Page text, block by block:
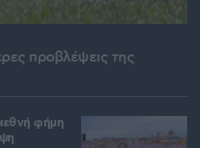
προβλέψεις της
φήμη